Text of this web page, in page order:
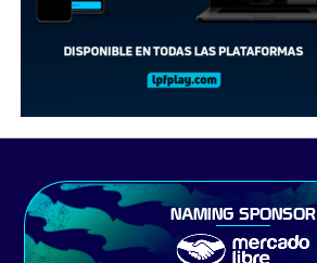
NAMING SPONSOR